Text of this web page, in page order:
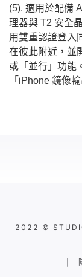
(5). 適用於配備
理器與 T2 安全
用雙重認證登入
在彼此附近，並
或「並行」功能
「iPhone 鏡像
2022 ©